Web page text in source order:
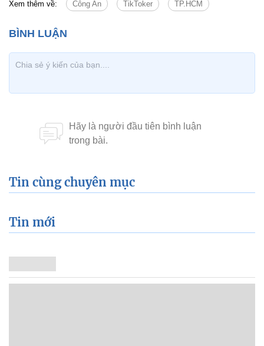
Xem thêm về: Công An TikToker TP.HCM
Tin cùng chuyên mục
Tin mới